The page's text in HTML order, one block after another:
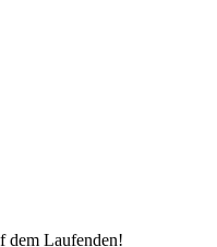
dem Laufenden!